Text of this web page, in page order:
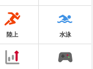
陸上 水泳